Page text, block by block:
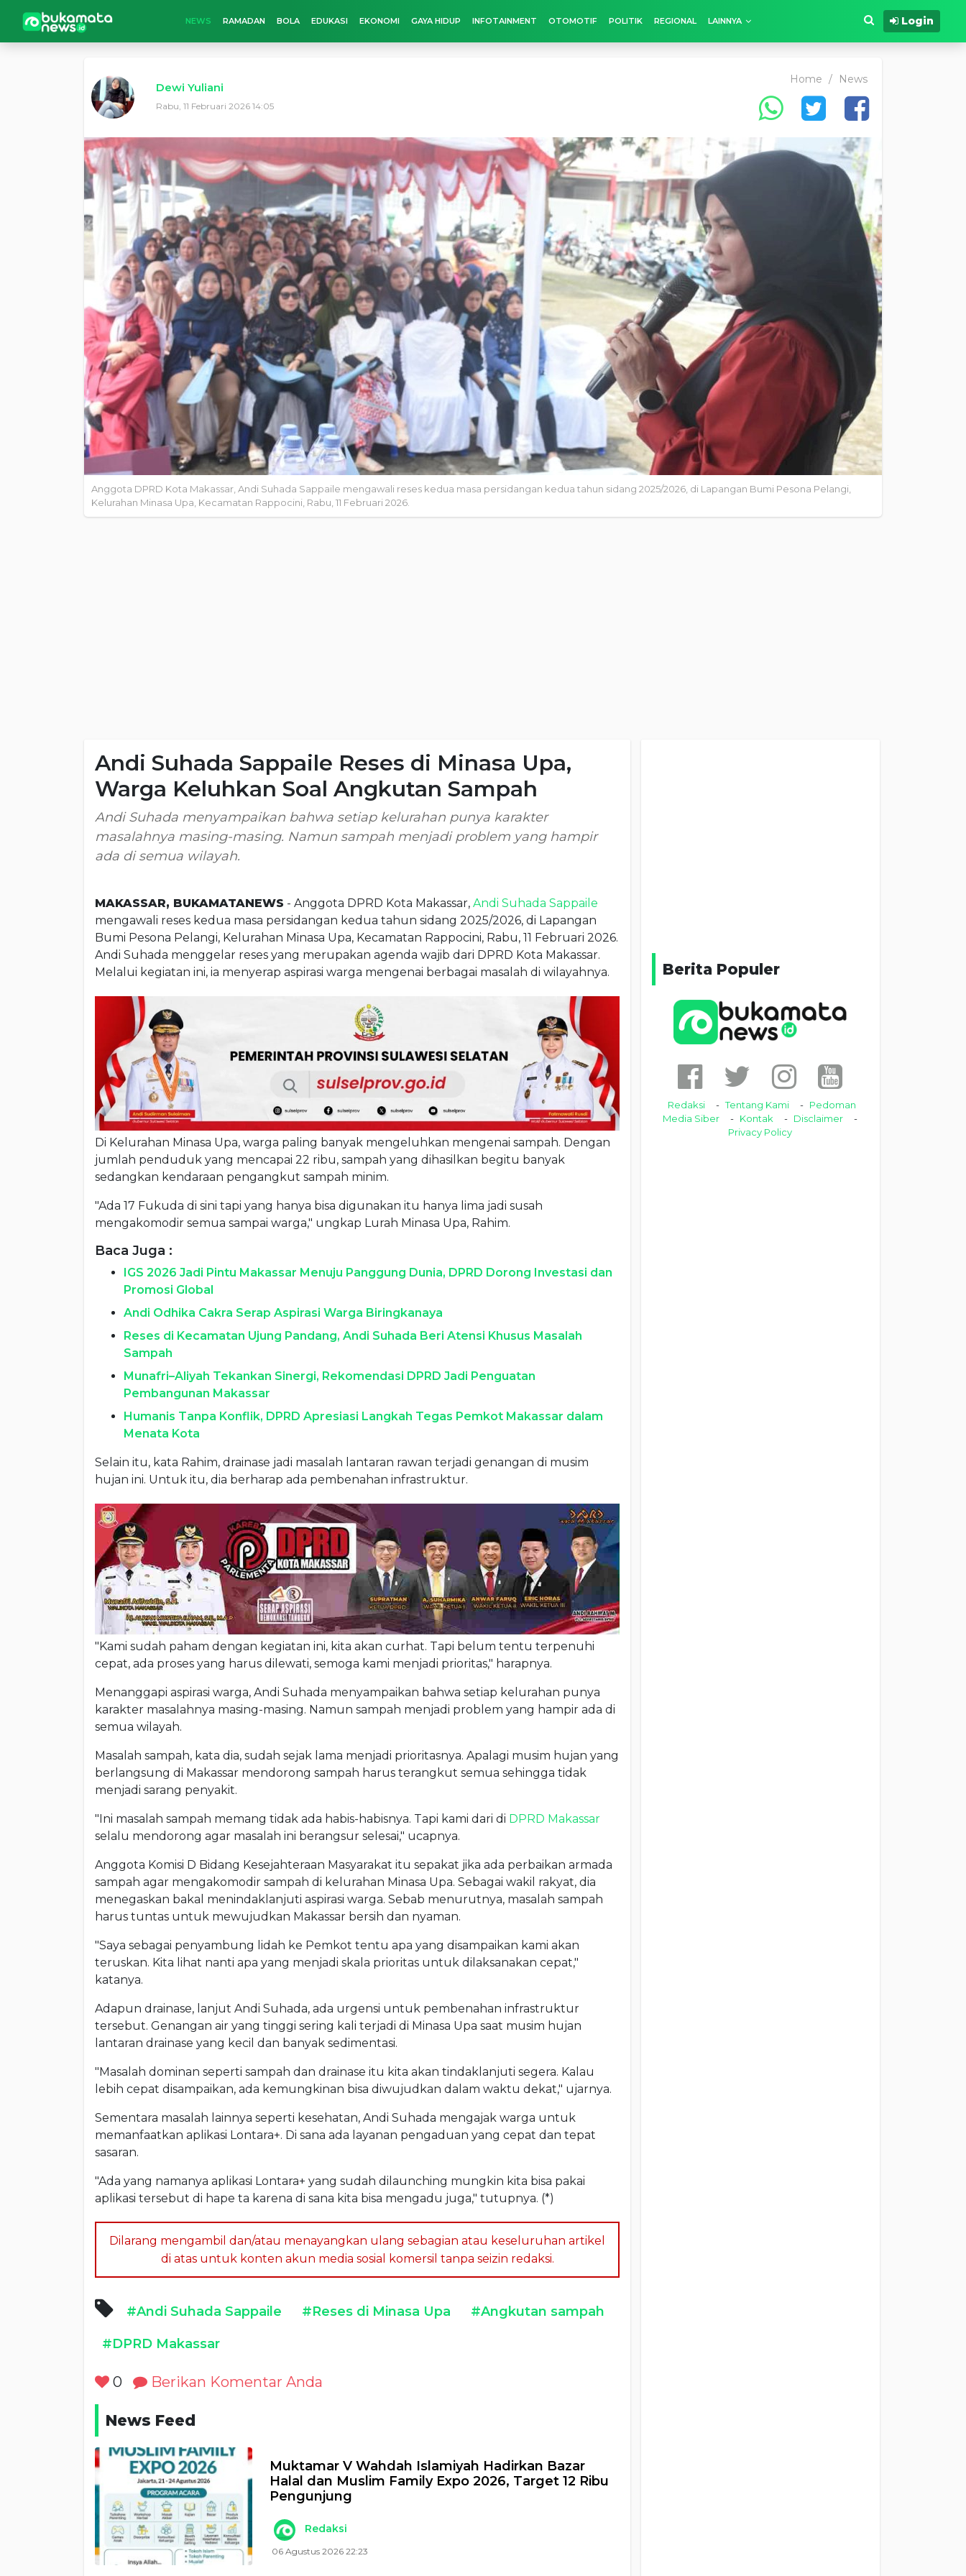
NEWS RAMADAN BOLA EDUKASI EKONOMI GAYA HIDUP INFOTAINMENT OTOMOTIF POLITIK REGIONAL LAINNYA Login
Dewi Yuliani
Rabu, 11 Februari 2026 14:05
Home / News
Anggota DPRD Kota Makassar, Andi Suhada Sappaile mengawali reses kedua masa persidangan kedua tahun sidang 2025/2026, di Lapangan Bumi Pesona Pelangi,
Kelurahan Minasa Upa, Kecamatan Rappocini, Rabu, 11 Februari 2026.
Andi Suhada Sappaile Reses di Minasa Upa,
Warga Keluhkan Soal Angkutan Sampah
Andi Suhada menyampaikan bahwa setiap kelurahan punya karakter
masalahnya masing-masing. Namun sampah menjadi problem yang hampir
ada di semua wilayah.
MAKASSAR, BUKAMATANEWS - Anggota DPRD Kota Makassar, Andi Suhada Sappaile
mengawali reses kedua masa persidangan kedua tahun sidang 2025/2026, di Lapangan
Bumi Pesona Pelangi, Kelurahan Minasa Upa, Kecamatan Rappocini, Rabu, 11 Februari 2026.
Andi Suhada menggelar reses yang merupakan agenda wajib dari DPRD Kota Makassar.
Melalui kegiatan ini, ia menyerap aspirasi warga mengenai berbagai masalah di wilayahnya.
Di Kelurahan Minasa Upa, warga paling banyak mengeluhkan mengenai sampah. Dengan
jumlah penduduk yang mencapai 22 ribu, sampah yang dihasilkan begitu banyak
sedangkan kendaraan pengangkut sampah minim.
"Ada 17 Fukuda di sini tapi yang hanya bisa digunakan itu hanya lima jadi susah
mengakomodir semua sampai warga," ungkap Lurah Minasa Upa, Rahim.
Baca Juga :
IGS 2026 Jadi Pintu Makassar Menuju Panggung Dunia, DPRD Dorong Investasi dan
Promosi Global
Andi Odhika Cakra Serap Aspirasi Warga Biringkanaya
Reses di Kecamatan Ujung Pandang, Andi Suhada Beri Atensi Khusus Masalah
Sampah
Munafri–Aliyah Tekankan Sinergi, Rekomendasi DPRD Jadi Penguatan
Pembangunan Makassar
Humanis Tanpa Konflik, DPRD Apresiasi Langkah Tegas Pemkot Makassar dalam
Menata Kota
Selain itu, kata Rahim, drainase jadi masalah lantaran rawan terjadi genangan di musim
hujan ini. Untuk itu, dia berharap ada pembenahan infrastruktur.
"Kami sudah paham dengan kegiatan ini, kita akan curhat. Tapi belum tentu terpenuhi
cepat, ada proses yang harus dilewati, semoga kami menjadi prioritas," harapnya.
Menanggapi aspirasi warga, Andi Suhada menyampaikan bahwa setiap kelurahan punya
karakter masalahnya masing-masing. Namun sampah menjadi problem yang hampir ada di
semua wilayah.
Masalah sampah, kata dia, sudah sejak lama menjadi prioritasnya. Apalagi musim hujan yang
berlangsung di Makassar mendorong sampah harus terangkut semua sehingga tidak
menjadi sarang penyakit.
"Ini masalah sampah memang tidak ada habis-habisnya. Tapi kami dari di DPRD Makassar
selalu mendorong agar masalah ini berangsur selesai," ucapnya.
Anggota Komisi D Bidang Kesejahteraan Masyarakat itu sepakat jika ada perbaikan armada
sampah agar mengakomodir sampah di kelurahan Minasa Upa. Sebagai wakil rakyat, dia
menegaskan bakal menindaklanjuti aspirasi warga. Sebab menurutnya, masalah sampah
harus tuntas untuk mewujudkan Makassar bersih dan nyaman.
"Saya sebagai penyambung lidah ke Pemkot tentu apa yang disampaikan kami akan
teruskan. Kita lihat nanti apa yang menjadi skala prioritas untuk dilaksanakan cepat,"
katanya.
Adapun drainase, lanjut Andi Suhada, ada urgensi untuk pembenahan infrastruktur
tersebut. Genangan air yang tinggi sering kali terjadi di Minasa Upa saat musim hujan
lantaran drainase yang kecil dan banyak sedimentasi.
"Masalah dominan seperti sampah dan drainase itu kita akan tindaklanjuti segera. Kalau
lebih cepat disampaikan, ada kemungkinan bisa diwujudkan dalam waktu dekat," ujarnya.
Sementara masalah lainnya seperti kesehatan, Andi Suhada mengajak warga untuk
memanfaatkan aplikasi Lontara+. Di sana ada layanan pengaduan yang cepat dan tepat
sasaran.
"Ada yang namanya aplikasi Lontara+ yang sudah dilaunching mungkin kita bisa pakai
aplikasi tersebut di hape ta karena di sana kita bisa mengadu juga," tutupnya. (*)
Dilarang mengambil dan/atau menayangkan ulang sebagian atau keseluruhan artikel
di atas untuk konten akun media sosial komersil tanpa seizin redaksi.
#Andi Suhada Sappaile #Reses di Minasa Upa #Angkutan sampah
#DPRD Makassar
0 Berikan Komentar Anda
News Feed
Muktamar V Wahdah Islamiyah Hadirkan Bazar
Halal dan Muslim Family Expo 2026, Target 12 Ribu
Pengunjung
Redaksi
06 Agustus 2026 22:23
Berita Populer
Redaksi Tentang Kami
Pedoman
Media Siber
Kontak
Disclaimer
Privacy Policy